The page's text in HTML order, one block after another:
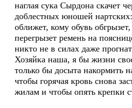
наглая сука Сырдона скачет
доблестных юношей
оближет, кому обувь
перегрызет ремень на
никто не в силах даже
Хозяйка наша, я бы жизни
только бы досыта накормить
чтобы горячая кровь снова
жилам и чтобы опять крепки